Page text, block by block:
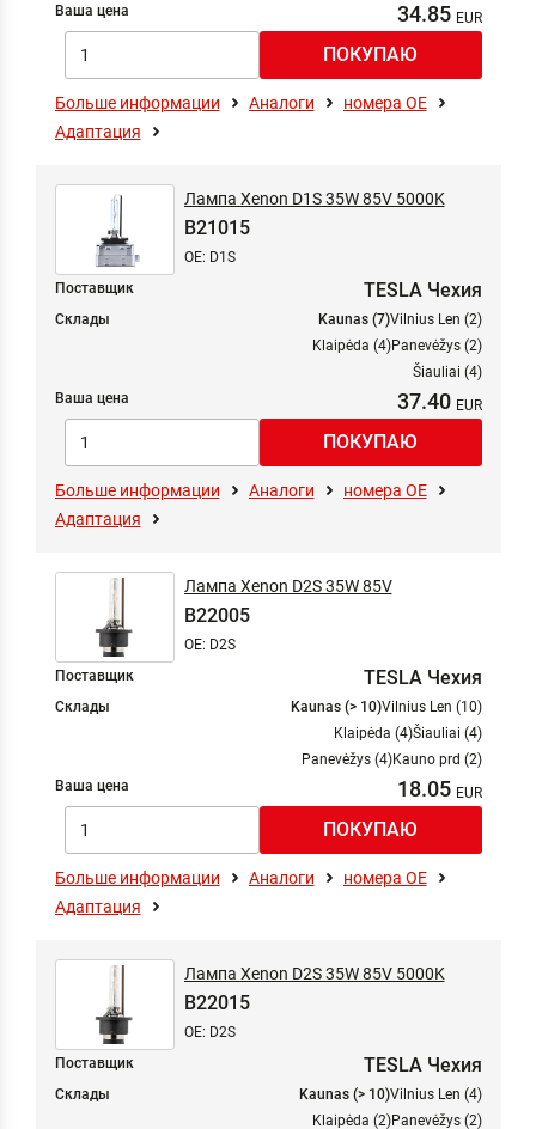
Ваша цена
34.85
Больше информации Аналоги
номера ОЕ
Адаптация
Лампа Xenon D1S 35W 85V 5000K
B21015
OE: D1S
Поставщик
TESLA Чехия
Склады Kaunas (7)Vilnius Len (2)
Klaipėda (4)Panevėžys (2)
Šiauliai (4)
Ваша цена
37.40
Больше информации Аналоги
номера ОЕ
Адаптация
Лампа Xenon D2S 35W 85V
B22005
OE: D2S
Поставщик
TESLA Чехия
Склады Kaunas (> 10)Vilnius Len (10)
Klaipėda (4)Šiauliai (4)
Panevėžys (4)Kauno prd (2)
Ваша цена
18.05
Больше информации Аналоги
номера ОЕ
Адаптация
Лампа Xenon D2S 35W 85V 5000K
B22015
OE: D2S
Поставщик
TESLA Чехия
Склады Kaunas (> 10)Vilnius Len (4)
Klaipėda (2)Panevėžys (2)